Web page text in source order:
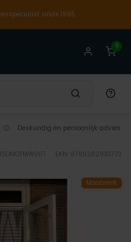
sinds 1995
0
Deskundig en persoonlijk advies
EAN: 8785282933773
Maatwerk